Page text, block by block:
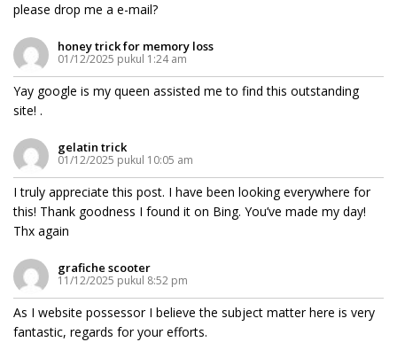
please drop me a e-mail?
honey trick for memory loss
01/12/2025 pukul 1:24 am
Yay google is my queen assisted me to find this outstanding
site! .
gelatin trick
01/12/2025 pukul 10:05 am
I truly appreciate this post. I have been looking everywhere for
this! Thank goodness I found it on Bing. You’ve made my day!
Thx again
grafiche scooter
11/12/2025 pukul 8:52 pm
As I website possessor I believe the subject matter here is very
fantastic, regards for your efforts.